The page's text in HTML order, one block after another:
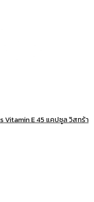
Vitamin E 45 แคปซูล วิสทร้า